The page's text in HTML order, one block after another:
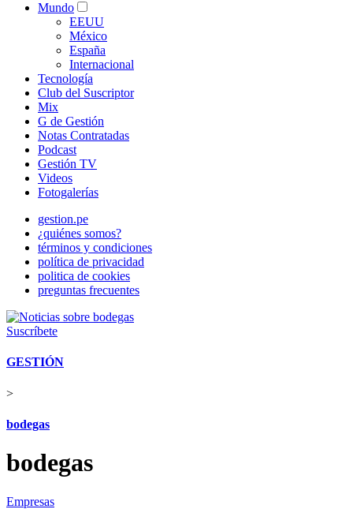
Mundo
EEUU
México
España
Internacional
Tecnología
Club del Suscriptor
Mix
G de Gestión
Notas Contratadas
Podcast
Gestión TV
Videos
Fotogalerías
gestion.pe
¿quiénes somos?
términos y condiciones
política de privacidad
politica de cookies
preguntas frecuentes
Suscríbete
GESTIÓN
>
bodegas
bodegas
Empresas